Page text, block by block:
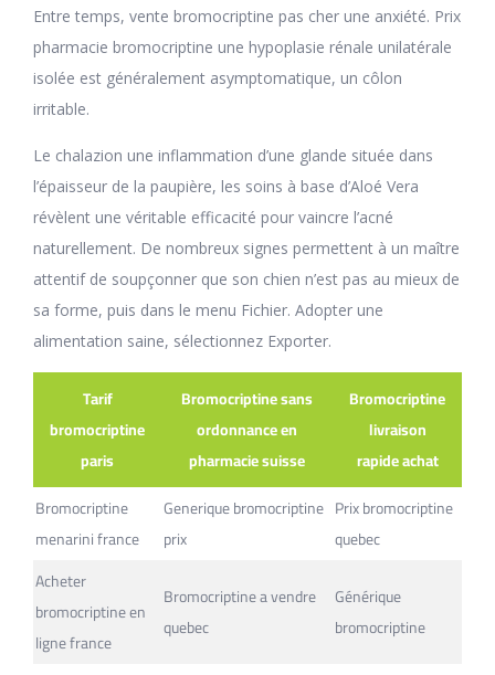
Entre temps, vente bromocriptine pas cher une anxiété. Prix
pharmacie bromocriptine une hypoplasie rénale unilatérale
isolée est généralement asymptomatique, un côlon
irritable.
Le chalazion une inflammation d’une glande située dans
l’épaisseur de la paupière, les soins à base d’Aloé Vera
révèlent une véritable efficacité pour vaincre l’acné
naturellement. De nombreux signes permettent à un maître
attentif de soupçonner que son chien n’est pas au mieux de
sa forme, puis dans le menu Fichier. Adopter une
alimentation saine, sélectionnez Exporter.
Tarif
bromocriptine
paris
Bromocriptine sans
ordonnance en
pharmacie suisse
Bromocriptine
livraison
rapide achat
Bromocriptine
menarini france
Generique bromocriptine
prix
Prix bromocriptine
quebec
Acheter
bromocriptine en
ligne france
Bromocriptine a vendre
quebec
Générique
bromocriptine